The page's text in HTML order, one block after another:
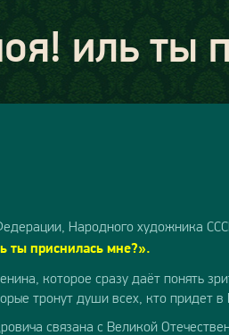
иль ты
Народного художника
ты приснилась мне?».
которое сразу даёт понять
тронут души всех, кто придет в
связана с Великой